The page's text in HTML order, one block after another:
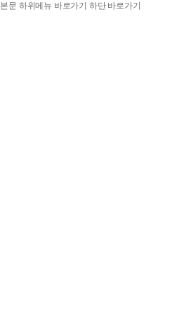
본문 하위메뉴 바로가기 하단 바로가기